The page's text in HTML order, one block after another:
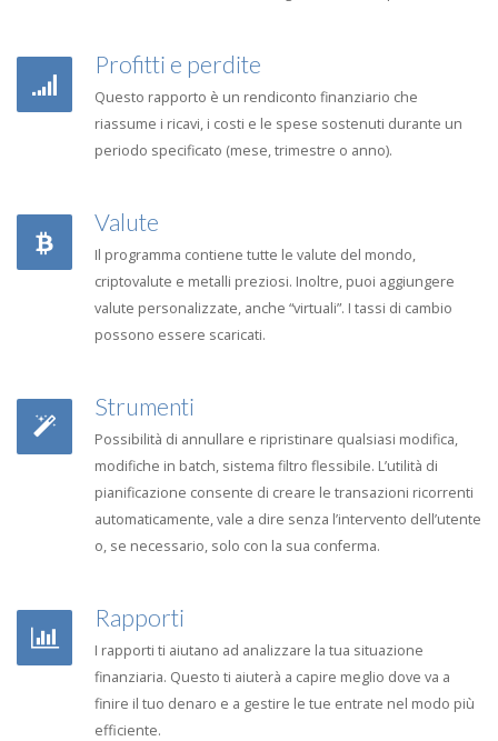
Profitti e perdite
Questo rapporto è un rendiconto finanziario che
riassume i ricavi, i costi e le spese sostenuti durante un
periodo specificato (mese, trimestre o anno).
Valute
Il programma contiene tutte le valute del mondo,
criptovalute e metalli preziosi. Inoltre, puoi aggiungere
valute personalizzate, anche “virtuali”. I tassi di cambio
possono essere scaricati.
Strumenti
Possibilità di annullare e ripristinare qualsiasi modifica,
modifiche in batch, sistema filtro flessibile. L’utilità di
pianificazione consente di creare le transazioni ricorrenti
automaticamente, vale a dire senza l’intervento dell’utente
o, se necessario, solo con la sua conferma.
Rapporti
I rapporti ti aiutano ad analizzare la tua situazione
finanziaria. Questo ti aiuterà a capire meglio dove va a
finire il tuo denaro e a gestire le tue entrate nel modo più
efficiente.